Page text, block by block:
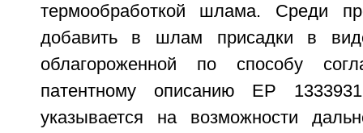
термообработкой шлама. Среди
добавить в шлам присадки в
облагороженной по способу
патентному описанию ЕР
указывается на возможности